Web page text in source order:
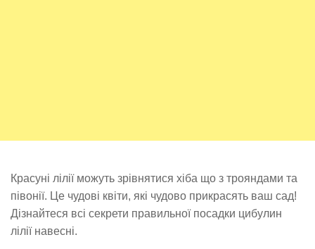
Красуні лілії можуть зрівнятися хіба що з трояндами та
півонії. Це чудові квіти, які чудово прикрасять ваш сад!
Дізнайтеся всі секрети правильної посадки цибулин
лілії навесні.